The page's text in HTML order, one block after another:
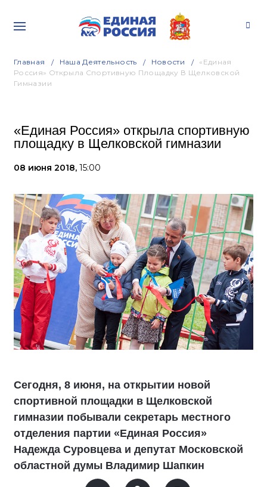
Главная Наша Деятельность Новости
«Единая
Россия» Открыла Спортивную Площадку В Щелковской
Гимназии
«Единая Россия» открыла спортивную
площадку в Щелковской гимназии
08 июня 2018, 15:00
Сегодня, 8 июня, на открытии новой
спортивной площадки в Щелковской
гимназии побывали секретарь местного
отделения партии «Единая Россия»
Надежда Суровцева и депутат Московской
областной думы Владимир Шапкин